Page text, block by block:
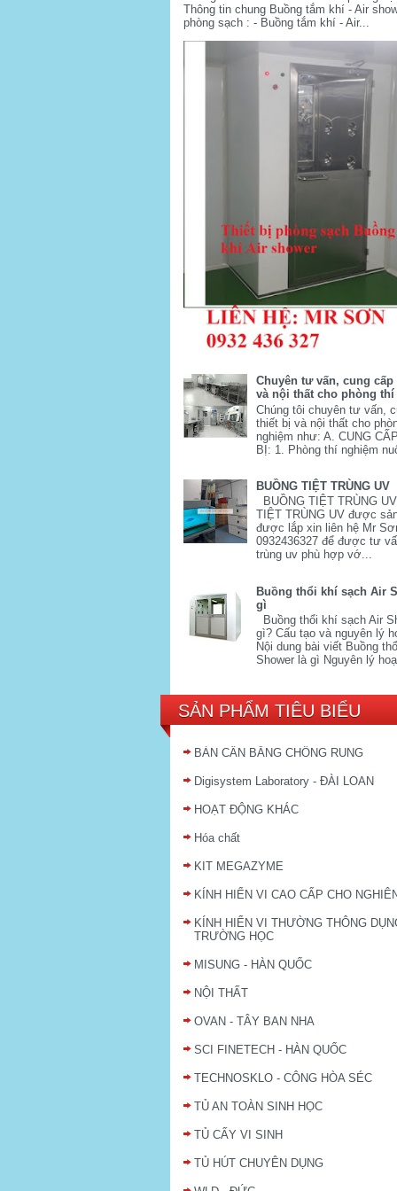
Thông tin chung Buồng tắm khí - Air
phòng sạch : - Buồng tắm khí - Air...
Chuyên tư vấn, cung cấp
và nội thất cho phòng thí
Chúng tôi chuyên tư vấn,
thiết bị và nội thất cho
nghiệm như: A. CUNG
BỊ: 1. Phòng thí nghiệm
BUỒNG TIỆT TRÙNG UV
BUỒNG TIỆT TRÙNG
TIỆT TRÙNG UV được
được lắp xin liên hệ Mr
0932436327 để được tư
trùng uv phù hợp vớ...
Buồng thổi khí sạch Air
gì
Buồng thổi khí sạch Air
gì? Cấu tạo và nguyên lý
Nội dung bài viết Buồng
Shower là gì Nguyên lý
SẢN PHẨM TIÊU BIỂU
BÀN CÂN BẰNG CHỐNG RUNG
Digisystem Laboratory - ĐÀI LOAN
HOẠT ĐỘNG KHÁC
Hóa chất
KIT MEGAZYME
KÍNH HIỂN VI CAO CẤP CHO
KÍNH HIỂN VI THƯỜNG THÔNG
TRƯỜNG HỌC
MISUNG - HÀN QUỐC
NỘI THẤT
OVAN - TÂY BAN NHA
SCI FINETECH - HÀN QUỐC
TECHNOSKLO - CÔNG HÒA SÉC
TỦ AN TOÀN SINH HỌC
TỦ CẤY VI SINH
TỦ HÚT CHUYÊN DỤNG